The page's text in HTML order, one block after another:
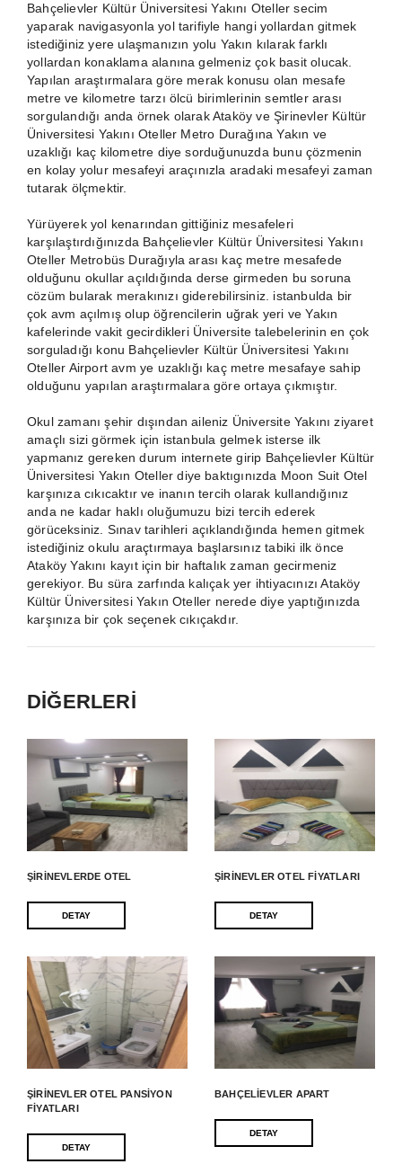
Bahçelievler Kültür Üniversitesi Yakını Oteller secim
yaparak navigasyonla yol tarifiyle hangi yollardan gitmek
istediğiniz yere ulaşmanızın yolu Yakın kılarak farklı
yollardan konaklama alanına gelmeniz çok basit olucak.
Yapılan araştırmalara göre merak konusu olan mesafe
metre ve kilometre tarzı ölcü birimlerinin semtler arası
sorgulandığı anda örnek olarak Ataköy ve Şirinevler Kültür
Üniversitesi Yakını Oteller Metro Durağına Yakın ve
uzaklığı kaç kilometre diye sorduğunuzda bunu çözmenin
en kolay yolur mesafeyi araçınızla aradaki mesafeyi zaman
tutarak ölçmektir.
Yürüyerek yol kenarından gittiğiniz mesafeleri
karşılaştırdığınızda Bahçelievler Kültür Üniversitesi Yakını
Oteller Metrobüs Durağıyla arası kaç metre mesafede
olduğunu okullar açıldığında derse girmeden bu soruna
cözüm bularak merakınızı giderebilirsiniz. istanbulda bir
çok avm açılmış olup öğrencilerin uğrak yeri ve Yakın
kafelerinde vakit gecirdikleri Üniversite talebelerinin en çok
sorguladığı konu Bahçelievler Kültür Üniversitesi Yakını
Oteller Airport avm ye uzaklığı kaç metre mesafaye sahip
olduğunu yapılan araştırmalara göre ortaya çıkmıştır.
Okul zamanı şehir dışından aileniz Üniversite Yakını ziyaret
amaçlı sizi görmek için istanbula gelmek isterse ilk
yapmanız gereken durum internete girip Bahçelievler Kültür
Üniversitesi Yakın Oteller diye baktıgınızda Moon Suit Otel
karşınıza cıkıcaktır ve inanın tercih olarak kullandığınız
anda ne kadar haklı oluğumuzu bizi tercih ederek
görüceksiniz. Sınav tarihleri açıklandığında hemen gitmek
istediğiniz okulu araçtırmaya başlarsınız tabiki ilk önce
Ataköy Yakını kayıt için bir haftalık zaman gecirmeniz
gerekiyor. Bu süra zarfında kalıçak yer ihtiyacınızı Ataköy
Kültür Üniversitesi Yakın Oteller nerede diye yaptığınızda
karşınıza bir çok seçenek cıkıçakdır.
DİĞERLERİ
ŞIRINEVLERDE OTEL
DETAY
ŞIRINEVLER OTEL FIYATLARI
DETAY
ŞIRINEVLER OTEL PANSIYON
FIYATLARI
DETAY
BAHÇELIEVLER APART
DETAY